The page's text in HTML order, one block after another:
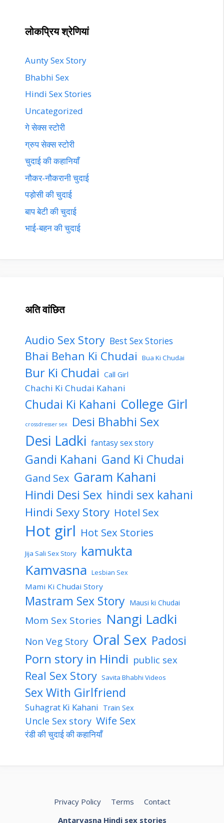
लोकप्रिय श्रेणियां
Aunty Sex Story
Bhabhi Sex
Hindi Sex Stories
Uncategorized
गे सेक्स स्टोरी
ग्रुप सेक्स स्टोरी
चुदाई की कहानियाँ
नौकर-नौकरानी चुदाई
पड़ोसी की चुदाई
बाप बेटी की चुदाई
भाई-बहन की चुदाई
अति वांछित
Audio Sex Story Best Sex Stories
Bhai Behan Ki Chudai Bua Ki Chudai
Bur Ki Chudai Call Girl
Chachi Ki Chudai Kahani
Chudai Ki Kahani College Girl
crossdresser sex Desi Bhabhi Sex
Desi Ladki fantasy sex story
Gandi Kahani Gand Ki Chudai
Gand Sex Garam Kahani
Hindi Desi Sex hindi sex kahani
Hindi Sexy Story Hotel Sex
Hot girl Hot Sex Stories
Jija Sali Sex Story kamukta
Kamvasna Lesbian Sex
Mami Ki Chudai Story
Mastram Sex Story Mausi ki Chudai
Mom Sex Stories Nangi Ladki
Non Veg Story Oral Sex Padosi
Porn story in Hindi public sex
Real Sex Story Savita Bhabhi Videos
Sex With Girlfriend
Suhagrat Ki Kahani Train Sex
Uncle Sex story Wife Sex
रंडी की चुदाई की कहानियाँ
Privacy Policy Terms
Contact
Antarvasna Hindi sex stories